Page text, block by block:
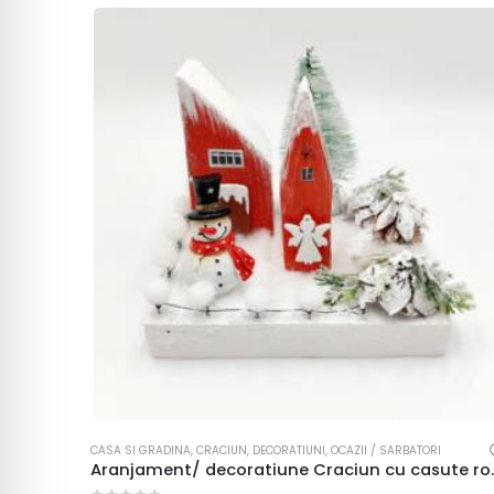
CASA SI GRADINA, CRACIUN, DECORATIUNI, OCAZII / SARBATORI